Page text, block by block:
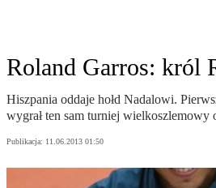
Roland Garros: król
Hiszpania oddaje hołd Nadalowi.
wygrał ten sam turniej wielkoszlemowy
Publikacja: 11.06.2013 01:50